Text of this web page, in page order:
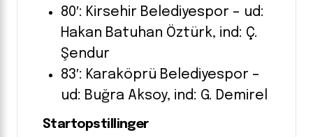
80′: Kirsehir Belediyespor – ud:
Hakan Batuhan Öztürk, ind: Ç.
Şendur
83′: Karaköprü Belediyespor –
ud: Buğra Aksoy, ind: G. Demirel
Startopstillinger